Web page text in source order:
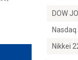
DOW
Nikkei